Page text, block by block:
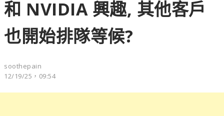
和 NVIDIA 興趣, 其他客戶
也開始排隊等候?
soothepain
12/19/25，09:54